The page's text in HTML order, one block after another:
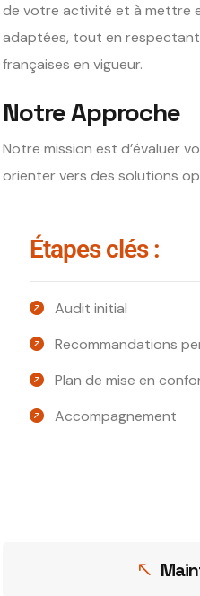
de votre activité et à mettre
adaptées, tout en
françaises en vigueur.
Notre Approche
Notre mission est d’évaluer
orienter vers des solutions
Étapes clés :
Audit initial
Recommandations
Plan de mise en
Accompagnement